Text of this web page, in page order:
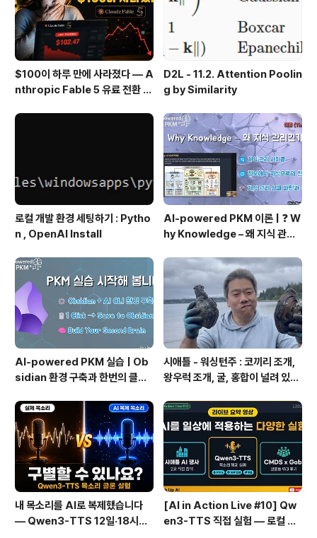
일가노 한따..
$100이 하루 만에 사라졌다 — A
nthropic Fable 5 유료 전환 사
D2L - 11.2. Attention Poolin
g by Similarity
로컬 개발 환경 세팅하기 : Pytho
n , OpenAI Install
AI-powered PKM 이론 | ❓ W
hy Knowledge – 왜 지식 관리
보에서 지식으로의 전환, 🛠️ 지식
관리 실패 패턴과 극복
AI-powered PKM 실습 | Ob
sidian 환경 구축과 한번의 클릭
(Web Clipper)
시애틀 - 워싱턴주 : 코끼리 조개,
왕우럭 조개, 굴, 홍합이 널려 있는
내 목소리를 AI로 복제했습니다
— Qwen3-TTS 12일·18시간
[AI in Action Live #10] Qw
en3-TTS 직접 실험 — 로컬 설